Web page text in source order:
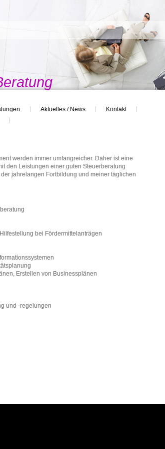
Aktuelles / News
Kontakt
werden immer umfangreicher. Daher ist eine
den Leistungen einer guten Steuerberatung
jahrelangen Fortbildung und meiner täglichen
bei Fördermittelanträgen
Erstellen von Businessplänen
und -regelungen